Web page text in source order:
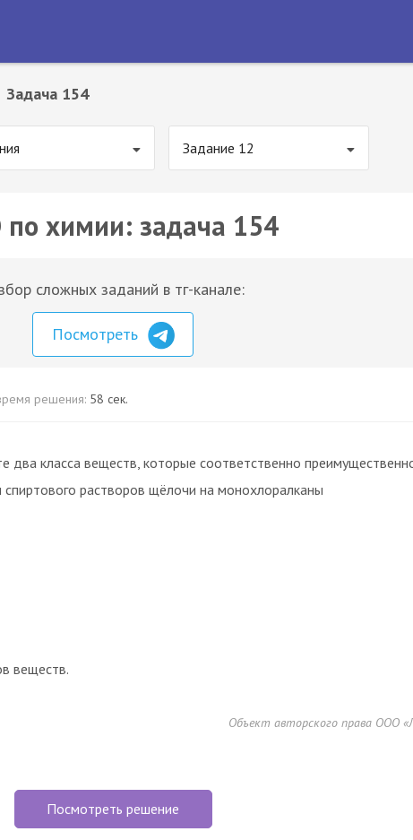
Задача 154
Задание 12
по химии: задача 154
сложных заданий в тг-канале:
Посмотреть
решения: 58 сек.
два класса веществ, которые соответственно
растворов щёлочи на монохлоралканы
веществ.
Объект авторского права ООО
Посмотреть решение